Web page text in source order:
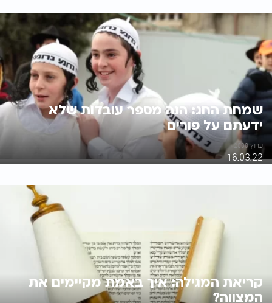
שמחת החג: הנה מספר עובדות שלא
ידעתם על פורים
ערוץ 2000
16.03.22
קריאת המגילה: איך באמת מקיימים את
המצווה?